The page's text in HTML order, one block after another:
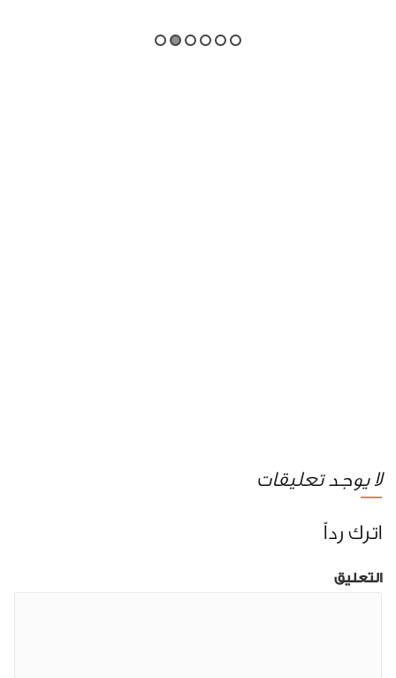
لا يوجد تعليقات
اترك رداً
التعليق